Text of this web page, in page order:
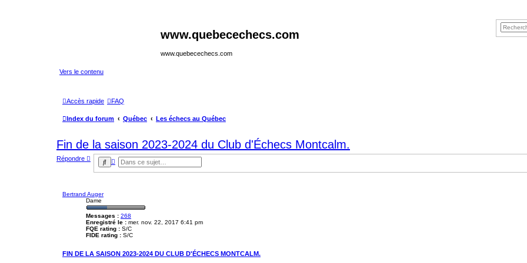
www.quebecechecs.com
www.quebecechecs.com
Vers le contenu
Accès rapide FAQ
Index du forum Québec Les échecs au Québec
Fin de la saison 2023-2024 du Club d'Échecs Montcalm.
Répondre
R
e
h
e
r
R
e
c
h
e
a
v
a
c
é
Bertrand Auger
Dame
Messages : 268
Enregistré le : mer. nov. 22, 2017 6:41 pm
FQE rating : S/C
FIDE rating : S/C
FIN DE LA SAISON 2023-2024 DU CLUB D'ÉCHECS MONTCALM.